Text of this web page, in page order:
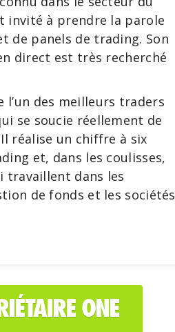
invité à prendre la parole
de panels de trading. Son
direct est très recherché
l’un des meilleurs traders
se soucie réellement de
réalise un chiffre à six
et, dans les coulisses,
travaillent dans les
de fonds et les sociétés
ONE